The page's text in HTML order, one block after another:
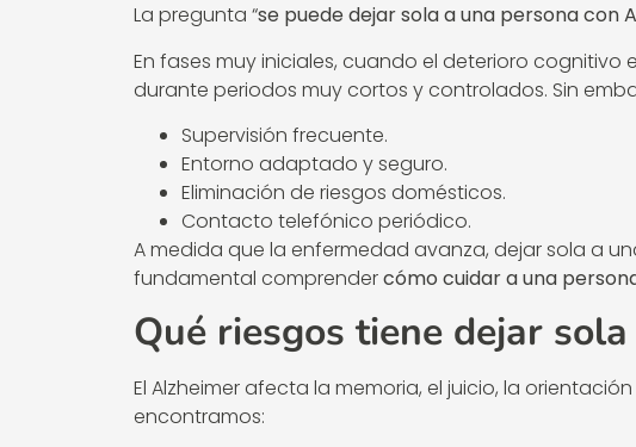
La pregunta “se puede dejar sola a una persona con
En fases muy iniciales, cuando el deterioro
durante periodos muy cortos y controlados. Sin
Supervisión frecuente.
Entorno adaptado y seguro.
Eliminación de riesgos domésticos.
Contacto telefónico periódico.
A medida que la enfermedad avanza, dejar sola a
fundamental comprendercómo cuidar a una
Qué riesgos tiene dejar
El Alzheimer afecta la memoria, el juicio, la
encontramos: